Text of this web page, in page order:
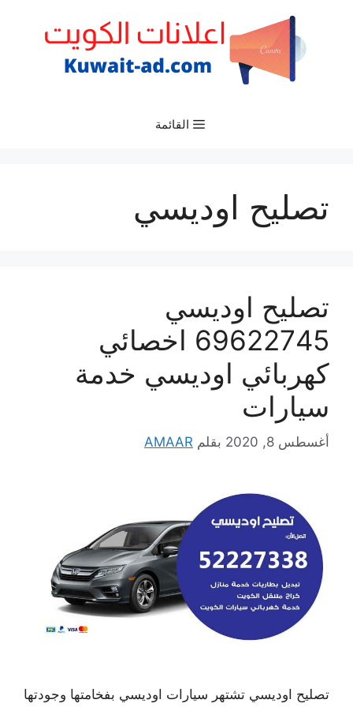
القائمة
تصليح اوديسي
تصليح اوديسي
69622745 اخصائي
كهربائي اوديسي خدمة
سيارات
أغسطس 8, 2020 بقلم AMAAR
تصليح اوديسي تشتهر سيارات اوديسي بفخامتها وجودتها